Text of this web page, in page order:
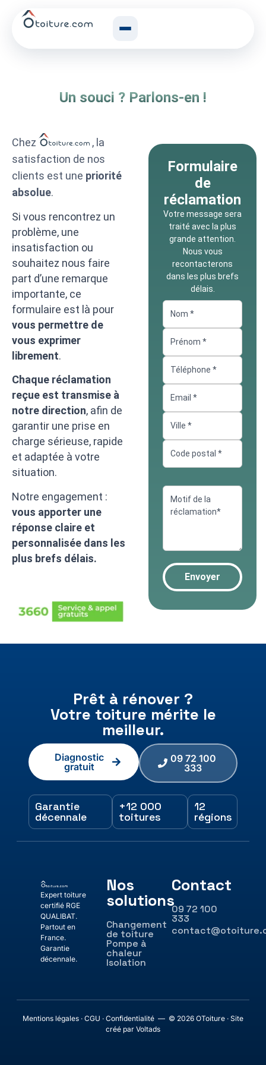
Un souci ? Parlons-en !
Chez
, la
satisfaction de nos
clients est une priorité
absolue.
Si vous rencontrez un
problème, une
insatisfaction ou
souhaitez nous faire
part d’une remarque
importante, ce
formulaire est là pour
vous permettre de
vous exprimer
librement.
Chaque réclamation
reçue est transmise à
notre direction, afin de
garantir une prise en
charge sérieuse, rapide
et adaptée à votre
situation.
Notre engagement :
vous apporter une
réponse claire et
personnalisée dans les
plus brefs délais.
Formulaire
de
réclamation
Votre message sera
traité avec la plus
grande attention.
Nous vous
recontacterons
dans les plus brefs
délais.
Prêt à rénover ?
Votre toiture mérite le
meilleur.
Diagnostic
gratuit
09 72 100
333
Garantie
décennale
+12 000
toitures
12
régions
Expert toiture
certifié RGE
QUALIBAT.
Partout en
France.
Garantie
décennale.
Nos
solutions
Changement
de toiture
Pompe à
chaleur
Isolation
Contact
09 72 100
333
Mentions légales · CGU · Confidentialité — © 2026 OToiture · Site
créé par Voltads